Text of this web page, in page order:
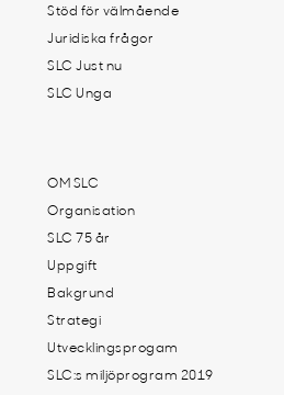
Stöd för välmående
Juridiska frågor
SLC Just nu
SLC Unga
OM SLC
Organisation
SLC 75 år
Uppgift
Bakgrund
Strategi
Utvecklingsprogam
SLC:s miljöprogram 2019